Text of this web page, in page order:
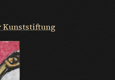
Kunststiftung